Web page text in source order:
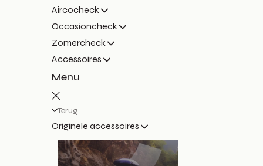
Aircocheck
Occasioncheck
Zomercheck
Accessoires
Menu
Terug
Originele accessoires